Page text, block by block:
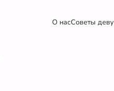
О насСоветы